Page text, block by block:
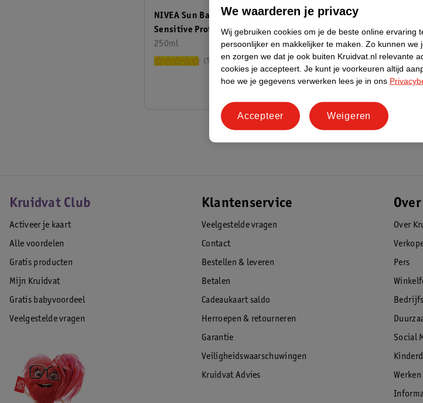
NIVEA Sun Babies & Kids
Sensitive Protect SPF50+
Zonnebrandspray
250ml
58
NIVEA Sun Babies & Kids
Sensitive Protect SPF50+
Zonnebrandspray
200ml - Gevoelige huid
162
Niet op voorraad
Kruidvat Club
Activeer je kaart
Alle voordelen
Gratis producten
Mijn Kruidvat
Gratis babyvoordeel
Veelgestelde vragen
Klantenservice
Veelgestelde vragen
Contact
Bestellen & leveren
Betalen
Cadeaukaart saldo
Herroepen & retourneren
Garantie
Veiligheidswaarschuwingen
Kruidvat Advies
Over
Pers
Social
We waarderen je privacy
Wij gebruiken cookies om je de beste online ervaring
persoonlijker en makkelijker te maken. Zo kunnen we
en zorgen we dat je ook buiten Kruidvat.nl relevante
cookies je accepteert. Je kunt je voorkeuren altijd
hoe we je gegevens verwerken lees je in ons
Weigeren
Accepteer